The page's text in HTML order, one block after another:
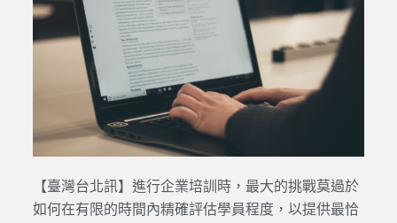
【臺灣台北訊】進行企業培訓時，最大的挑戰莫過於
如何在有限的時間內精確評估學員程度，以提供最恰